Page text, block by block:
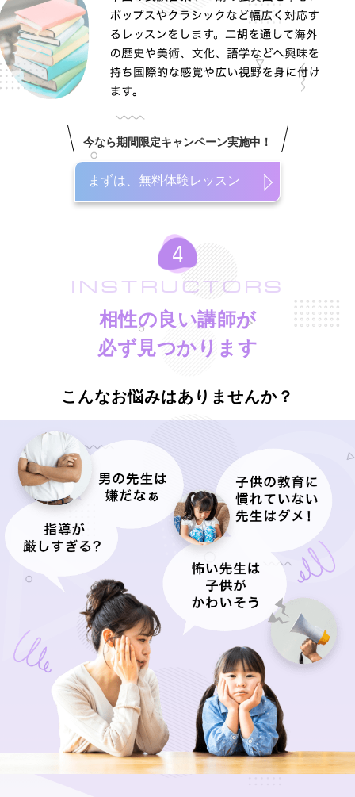
今なら期間限定キャンペーン実施中！
まずは、無料体験レッスン
INSTRUCTORS
相性の良い講師が
必ず見つかります
こんなお悩みはありませんか？